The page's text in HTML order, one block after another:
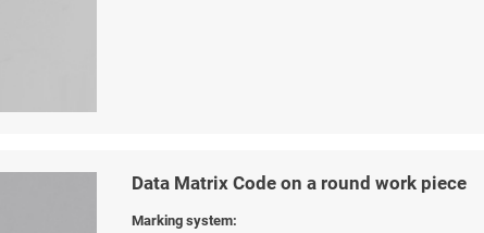
Data Matrix Code on a round work piece
Marking system: